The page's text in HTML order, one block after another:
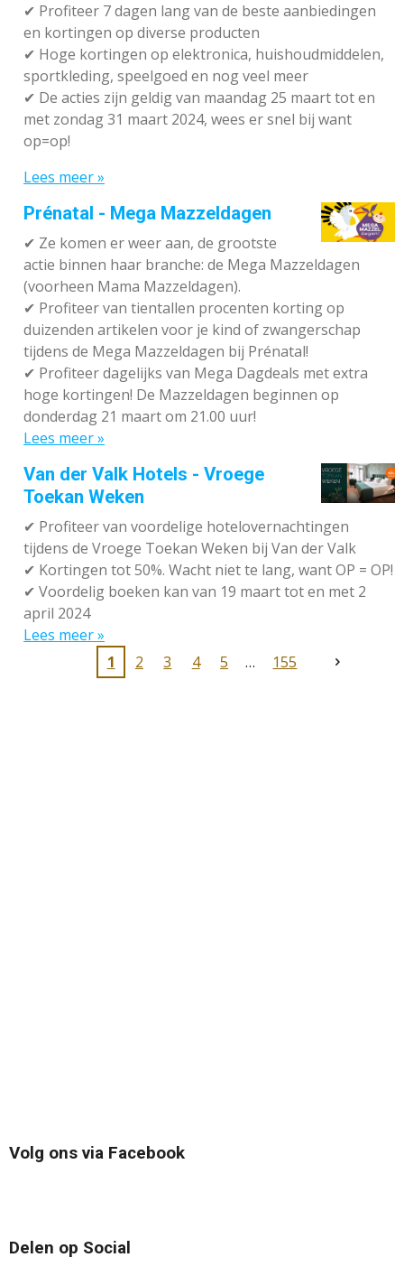
✔ Profiteer 7 dagen lang van de beste aanbiedingen
en kortingen op diverse producten
✔ Hoge kortingen op elektronica, huishoudmiddelen,
sportkleding, speelgoed en nog veel meer
✔ De acties zijn geldig van maandag 25 maart tot en
met zondag 31 maart 2024, wees er snel bij want
op=op!
Lees meer »
Prénatal - Mega Mazzeldagen
✔ Ze komen er weer aan, de grootste
actie binnen haar branche: de Mega Mazzeldagen
(voorheen Mama Mazzeldagen).
✔ Profiteer van tientallen procenten korting op
duizenden artikelen voor je kind of zwangerschap
tijdens de Mega Mazzeldagen bij Prénatal!
✔ Profiteer dagelijks van Mega Dagdeals met extra
hoge kortingen! De Mazzeldagen beginnen op
donderdag 21 maart om 21.00 uur!
Lees meer »
Van der Valk Hotels - Vroege
Toekan Weken
✔ Profiteer van voordelige hotelovernachtingen
tijdens de Vroege Toekan Weken bij Van der Valk
✔ Kortingen tot 50%. Wacht niet te lang, want OP = OP!
✔ Voordelig boeken kan van 19 maart tot en met 2
april 2024
Lees meer »
1
2 3 4 5 155
Volg ons via Facebook
Delen op Social